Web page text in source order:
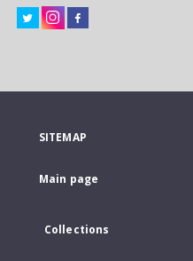
SITEMAP
Main page
Collections